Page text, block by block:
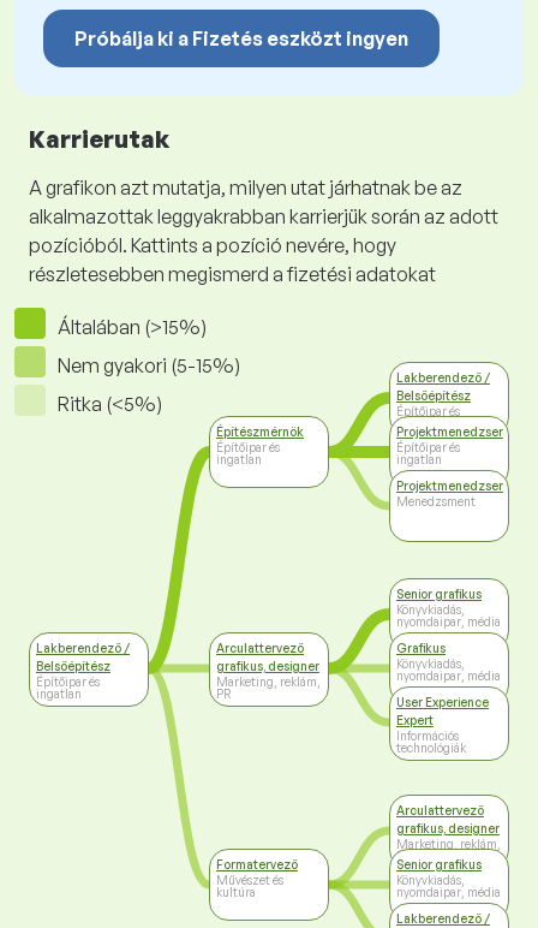
Próbálja ki a Fizetés eszközt ingyen
Karrierutak
A grafikon azt mutatja, milyen utat járhatnak be az
alkalmazottak leggyakrabban karrierjük során az adott
pozícióból. Kattints a pozíció nevére, hogy
részletesebben megismerd a fizetési adatokat
Általában (>15%)
Nem gyakori (5-15%)
Ritka (<5%)
Lakberendező /
Belsőépítész
Építőipar és
ingatlan
Építészmérnök
Építőipar és
ingatlan
Arculattervező
grafikus, designer
Marketing, reklám,
PR
Formatervező
Művészet és
kultúra
Lakberendező /
Belsőépítész
Építőipar és
ingatlan
Projektmenedzser
Építőipar és
ingatlan
Projektmenedzser
Menedzsment
Senior grafikus
Könyvkiadás,
nyomdaipar, média
Grafikus
Könyvkiadás,
nyomdaipar, média
User Experience
Expert
Információs
technológiák
Arculattervező
grafikus, designer
Marketing, reklám,
PR
Senior grafikus
Könyvkiadás,
nyomdaipar, média
Lakberendező /